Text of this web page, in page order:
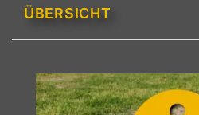
ÜBERSICHT